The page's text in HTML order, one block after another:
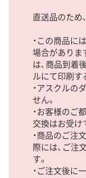
直送品のため
・この商品に
場合がありま
は、商品到着
ルにて印刷す
・アスクルの
せん。
・お客様のご
交換はお受け
・商品のご注
際には、ご注
す。
・ご注文後に